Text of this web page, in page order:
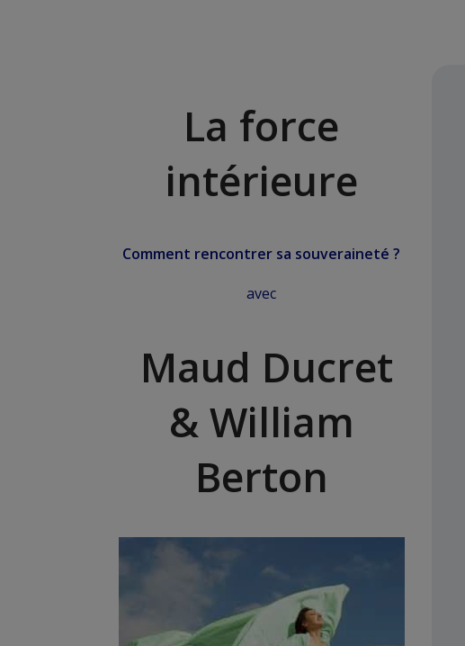
La force
intérieure
Comment rencontrer sa souveraineté ?
avec
Maud Ducret
&William
Berton